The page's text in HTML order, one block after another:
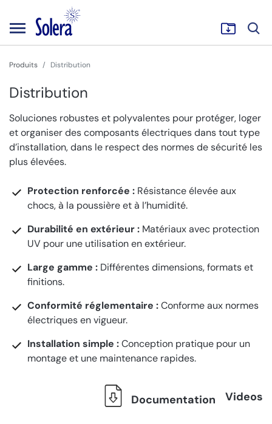
Produits Distribution
Distribution
Soluciones robustes et polyvalentes pour protéger, loger
et organiser des composants électriques dans tout type
d’installation, dans le respect des normes de sécurité les
plus élevées.
Protection renforcée : Résistance élevée aux
chocs, à la poussière et à l’humidité.
Durabilité en extérieur : Matériaux avec protection
UV pour une utilisation en extérieur.
Large gamme : Différentes dimensions, formats et
finitions.
Conformité réglementaire :Conforme aux normes
électriques en vigueur.
Installation simple :Conception pratique pour un
montage et une maintenance rapides.
Documentation Videos